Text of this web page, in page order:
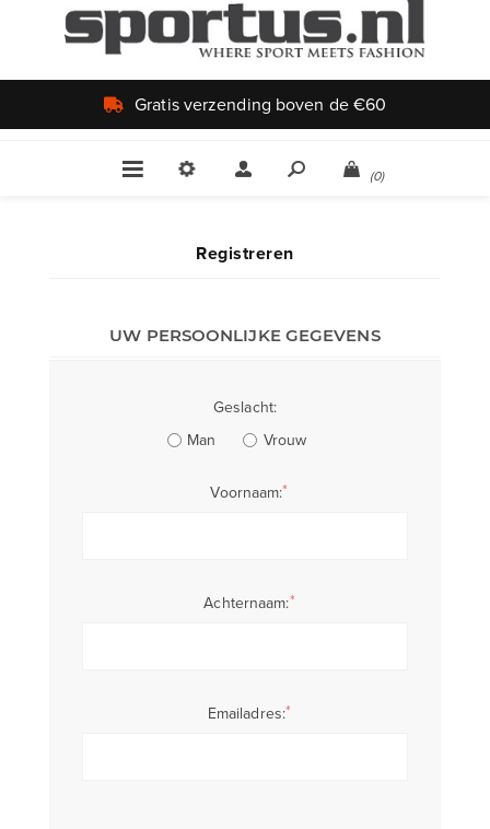
Gratis verzending boven de €60
(0)
Registreren
UW PERSOONLIJKE GEGEVENS
Geslacht:
Man
Vrouw
Voornaam:*
Achternaam:*
Emailadres:*